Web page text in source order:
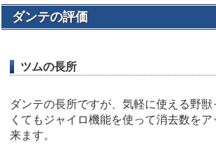
ダンテの評価
ツムの長所
ダンテの長所ですが、気軽に使える野
くてもジャイロ機能を使って消去数を
来ます。